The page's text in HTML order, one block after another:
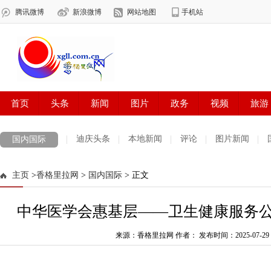
国内国际 迪庆头条 本地新闻 评论 图片新闻
主页 >香格里拉网 > 国内国际 > 正文
中华医学会惠基层——卫生健康服务
来源：香格里拉网 作者： 发布时间：2025-07-29